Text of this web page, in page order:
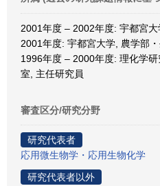
2001年度 – 2002年度: 宇都宮
2001年度: 宇都宮大学, 農学部
1996年度 – 2000年度: 理化学
室, 主任研究員
審査区分/研究分野
研究代表者
応用微生物学・応用生物化学
研究代表者以外